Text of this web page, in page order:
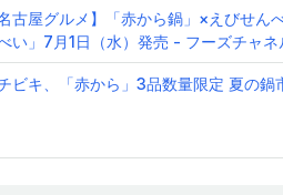
名古屋グルメ】「赤から鍋」×えびせ
い」7月1日（水）発売 - フーズチャネ
ビキ、「赤から」3品数量限定 夏の